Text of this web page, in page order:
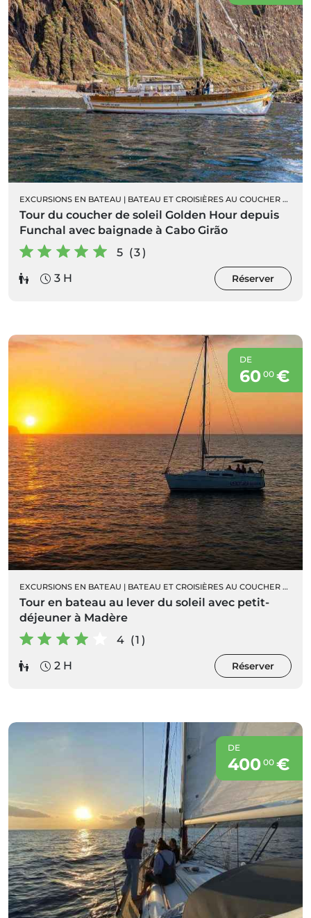
EXCURSIONS EN BATEAU | BATEAU ET CROISIÈRES AU COUCHER DU SOLEIL
Tour du coucher de soleil Golden Hour depuis
Funchal avec baignade à Cabo Girão
5 (3)
3 H
Réserver
DE
60 00€
EXCURSIONS EN BATEAU | BATEAU ET CROISIÈRES AU COUCHER DU SOLEIL
Tour en bateau au lever du soleil avec petit-
déjeuner à Madère
4 (1)
2 H
Réserver
DE
400 00€